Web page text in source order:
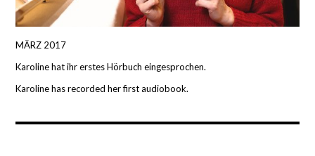
MÄRZ 2017
Karoline hat ihr erstes Hörbuch eingesprochen.
Karoline has recorded her first audiobook.